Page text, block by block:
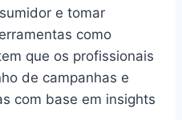
e tomar
como
que os profissionais
de campanhas e
com base em insights